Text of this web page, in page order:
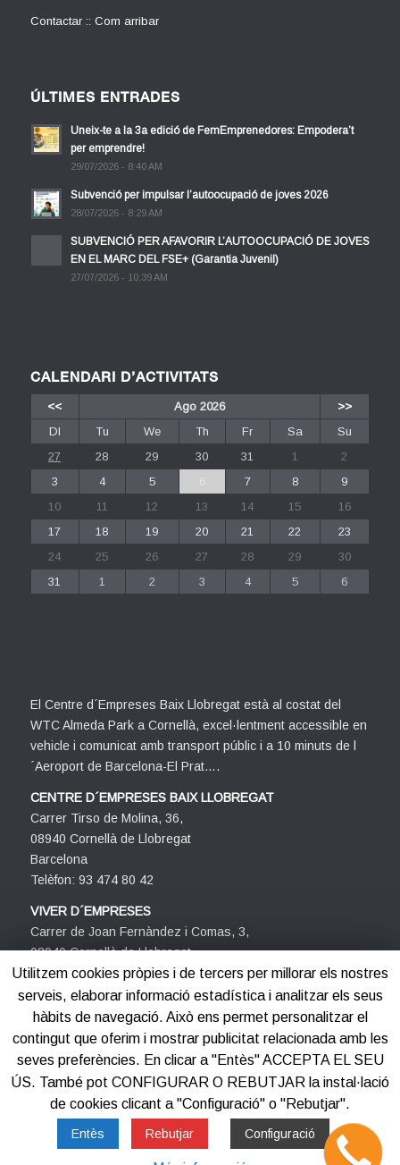
Contactar :: Com arribar
ÚLTIMES ENTRADES
Uneix-te a la 3a edició de FemEmprenedores: Empodera’t
per emprendre!
29/07/2026 - 8:40 AM
Subvenció per impulsar l’autoocupació de joves 2026
28/07/2026 - 8:29 AM
SUBVENCIÓ PER AFAVORIR L’AUTOOCUPACIÓ DE JOVES
EN EL MARC DEL FSE+ (Garantia Juvenil)
27/07/2026 - 10:39 AM
CALENDARI D’ACTIVITATS
<< Ago 2026
>>
Dl
Tu We Th Fr Sa
Su
27
28 29 30 31 1
2
3
4 5 6 7 8
9
10
11 12 13 14 15
16
17
18 19 20 21 22
23
24
25 26 27 28 29
30
31
1 2 3 4 5 6
El Centre d´Empreses Baix Llobregat està al costat del
WTC Almeda Park a Cornellà, excel·lentment accessible en
vehicle i comunicat amb transport públic i a 10 minuts de l
´Aeroport de Barcelona-El Prat….
CENTRE D´EMPRESES BAIX LLOBREGAT
Carrer Tirso de Molina, 36,
08940 Cornellà de Llobregat
Barcelona
Telèfon: 93 474 80 42
VIVER D´EMPRESES
Carrer de Joan Fernàndez i Comas, 3,
08940 Cornellà de Llobregat
Barcelona
Telèfon: 93 474 80 42
©2012-2025 Centre d'Empreses PROCORNELLÀ
Utilitzem cookies pròpies i de tercers per millorar els nostres
serveis, elaborar informació estadística i analitzar els seus
hàbits de navegació. Això ens permet personalitzar el
contingut que oferim i mostrar publicitat relacionada amb les
seves preferències. En clicar a "Entès" ACCEPTA EL SEU
ÚS. També pot CONFIGURAR O REBUTJAR la instal·lació
de cookies clicant a "Configuració" o "Rebutjar".
Entès Rebutjar Configuració